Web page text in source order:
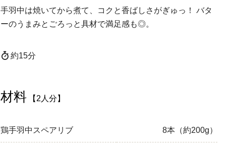
手羽中は焼いてから煮て、コクと香ばしさがぎゅっ！ バタ
ーのうまみとごろっと具材で満足感も◎。
約15分
材料 【2人分】
鶏手羽中スペアリブ 8本（約200g）
3日分ごはんセット（2人分）
牛肉 豚肉
おつまみ おやつ・デザート
ぷれーんぺいじ